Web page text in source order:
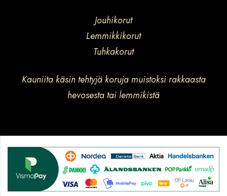
Jouhikorut
Lemmikkikorut
Tuhkakorut
Kauniita käsin tehtyjä koruja muistoksi rakkaasta
hevosesta tai lemmikistä